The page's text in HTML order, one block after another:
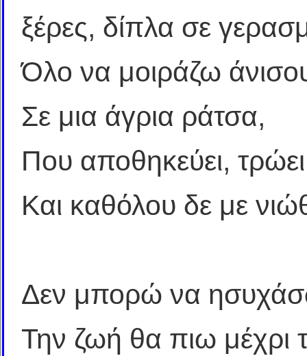
ξέρες, δίπλα σε
Όλο να μοιράζω
Σε μια άγρια ράτσα,
Που αποθηκεύει, τρώει
Και καθόλου δε με
Δεν μπορώ να
Την ζωή θα πιω μέχρι